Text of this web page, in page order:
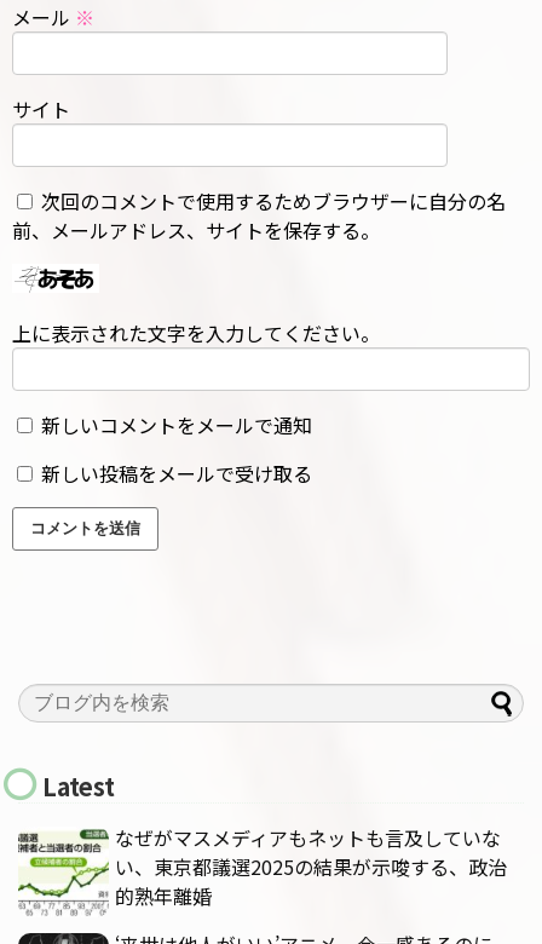
メール ※
サイト
次回のコメントで使用するためブラウザーに自分の名
前、メールアドレス、サイトを保存する。
上に表示された文字を入力してください。
新しいコメントをメールで通知
新しい投稿をメールで受け取る
Latest
なぜがマスメディアもネットも言及していな
い、東京都議選2025の結果が示唆する、政治
的熟年離婚